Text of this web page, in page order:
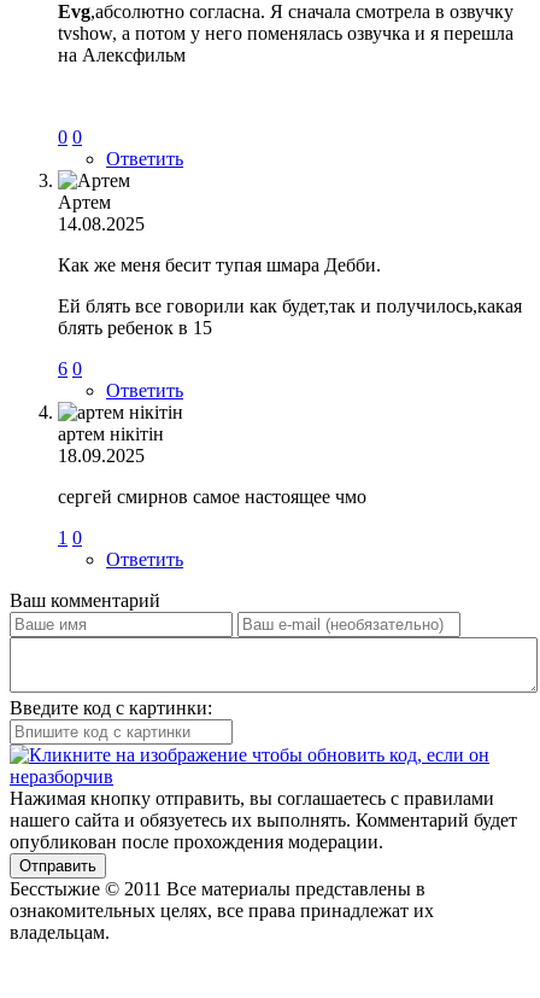
Evg,абсолютно согласна. Я сначала смотрела в озвучку
tvshow, а потом у него поменялась озвучка и я перешла
на Алексфильм
0 0
Ответить
Артем
14.08.2025
Как же меня бесит тупая шмара Дебби.
Ей блять все говорили как будет,так и получилось,какая
блять ребенок в 15
6 0
Ответить
артем нiкiтiн
18.09.2025
сергей смирнов самое настоящее чмо
1 0
Ответить
Ваш комментарий
Введите код с картинки:
Нажимая кнопку отправить, вы соглашаетесь с правилами
нашего сайта и обязуетесь их выполнять. Комментарий будет
опубликован после прохождения модерации.
Отправить
Бесстыжие © 2011 Все материалы представлены в
ознакомительных целях, все права принадлежат их
владельцам.